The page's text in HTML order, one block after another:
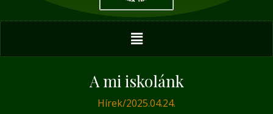
Menu
A mi iskolánk
Hírek/2025.04.24.